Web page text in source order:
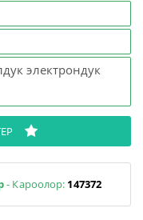
электрондук
- Кароолор: 147372